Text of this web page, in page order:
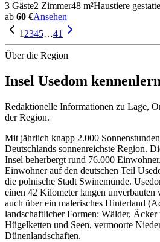
3 Gäste2 Zimmer48 m²Haustiere
ab 60 €Ansehen
1 2345…41
Über die Region
Insel Usedom
Redaktionelle Informationen zu Lage,
der Region.
Mit jährlich knapp 2.000
Deutschlands sonnenreichste Region.
Insel beherbergt rund 76.000
Einwohner auf den deutschen Teil
die polnische Stadt Swinemünde.
einen 42 Kilometer langen unverbauten
auch über ein malerisches Hinterland
landschaftlicher Formen: Wälder, Äcker
Hügelketten und Seen, vermoorte
Dünenlandschaften.